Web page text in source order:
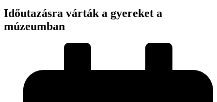
Időutazásra várták a gyereket a
múzeumban